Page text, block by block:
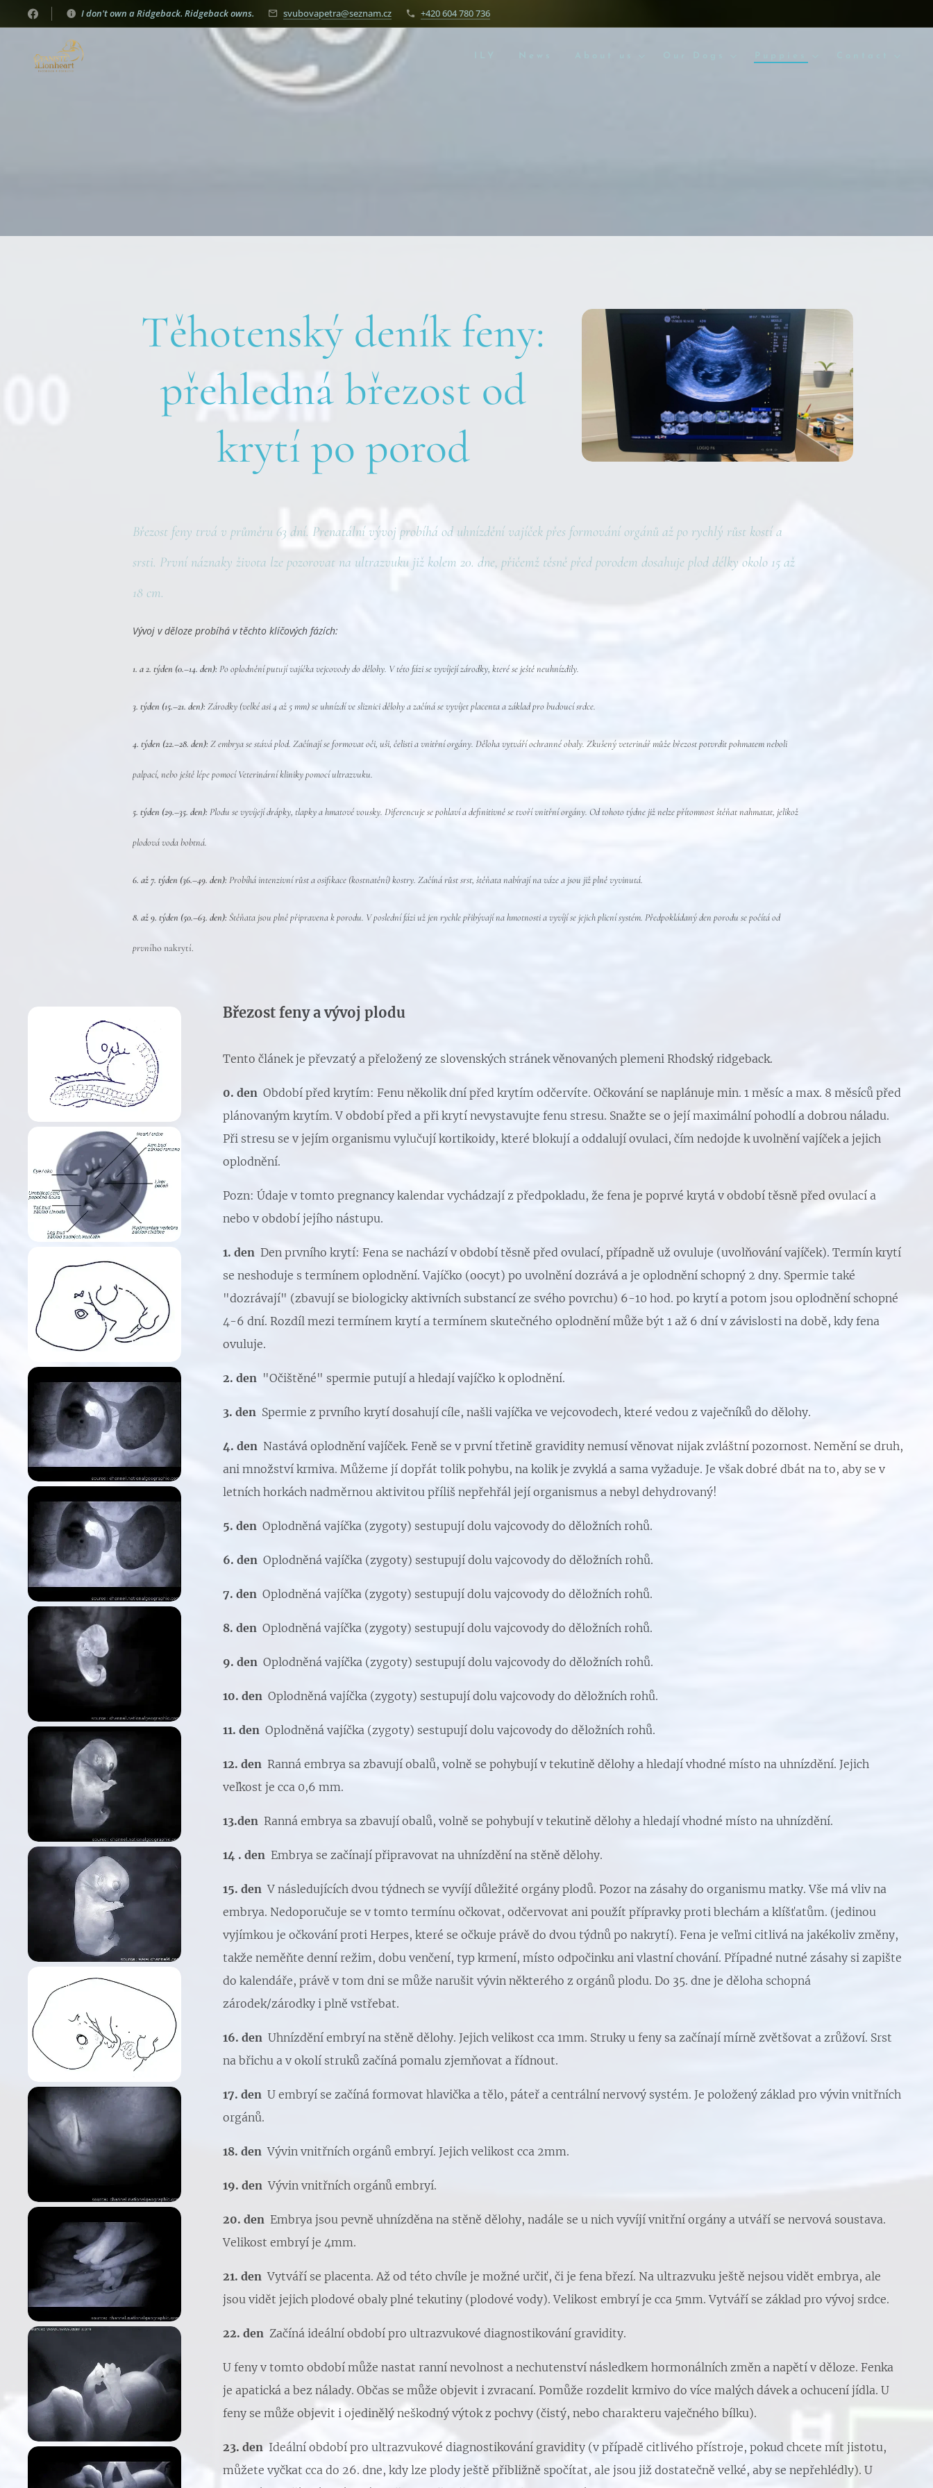
I don't own a Ridgeback. Ridgeback owns. svubovapetra@seznam.cz +420 604 780 736
Těhotenský deník feny:
přehledná březost od
krytí po porod
Březost feny trvá v průměru 63 dní. Prenatální vývoj probíhá od uhnízdění vajíček přes formování orgánů až po rychlý růst kostí a
srsti. První náznaky života lze pozorovat na ultrazvuku již kolem 20. dne, přičemž těsně před porodem dosahuje plod délky okolo 15 až
18 cm.
Vývoj v děloze probíhá v těchto klíčových fázích:
1. a 2. týden (0.–14. den):Po oplodnění putují vajíčka vejcovody do dělohy. V této fázi se vyvíjejí zárodky, které se ještě neuhnízdily.
3. týden (15.–21. den):Zárodky (velké asi 4 až 5 mm) se uhnízdí ve sliznici dělohy a začíná se vyvíjet placenta a základ pro budoucí srdce.
4. týden (22.–28. den):Z embrya se stává plod. Začínají se formovat oči, uši, čelisti a vnitřní orgány. Děloha vytváří ochranné obaly. Zkušený veterinář může březost potvrdit pohmatem neboli
palpací, nebo ještě lépe pomocí Veterinární kliniky pomocí ultrazvuku.
5. týden (29.–35. den):Plodu se vyvíjejí drápky, tlapky a hmatové vousky. Diferencuje se pohlaví a definitivně se tvoří vnitřní orgány. Od tohoto týdne již nelze přítomnost štěňat nahmatat, jelikož
plodová voda bobtná.
6. až 7. týden (36.–49. den):Probíhá intenzivní růst a osifikace (kostnatění) kostry. Začíná růst srst, štěňata nabírají na váze a jsou již plně vyvinutá.
8. až 9. týden (50.–63. den):Štěňata jsou plně připravena k porodu. V poslední fázi už jen rychle přibývají na hmotnosti a vyvíjí se jejich plicní systém. Předpokládaný den porodu se počítá od
prvního nakrytí.
Březost feny a vývoj plodu
Tento článek je převzatý a přeložený ze slovenských stránek věnovaných plemeni Rhodský ridgeback.
0. denObdobí před krytím: Fenu několik dní před krytím odčervíte. Očkování se naplánuje min. 1 měsíc a max. 8 měsíců před
plánovaným krytím. V období před a při krytí nevystavujte fenu stresu. Snažte se o její maximální pohodlí a dobrou náladu.
Při stresu se v jejím organismu vylučují kortikoidy, které blokují a oddalují ovulaci, čím nedojde k uvolnění vajíček a jejich
oplodnění.
Pozn: Údaje v tomto pregnancy kalendar vychádzají z předpokladu, že fena je poprvé krytá v období těsně před ovulací a
nebo v období jejího nástupu.
1. denDen prvního krytí: Fena se nachází v období těsně před ovulací, případně už ovuluje (uvolňování vajíček). Termín krytí
se neshoduje s termínem oplodnění. Vajíčko (oocyt) po uvolnění dozrává a je oplodnění schopný 2 dny. Spermie také
"dozrávají" (zbavují se biologicky aktivních substancí ze svého povrchu) 6-10 hod. po krytí a potom jsou oplodnění schopné
4-6 dní. Rozdíl mezi termínem krytí a termínem skutečného oplodnění může být 1 až 6 dní v závislosti na době, kdy fena
ovuluje.
2. den "Očištěné" spermie putují a hledají vajíčko k oplodnění.
3. den Spermie z prvního krytí dosahují cíle, našli vajíčka ve vejcovodech, které vedou z vaječníků do dělohy.
4. den Nastává oplodnění vajíček. Feně se v první třetině gravidity nemusí věnovat nijak zvláštní pozornost. Nemění se druh,
ani množství krmiva. Můžeme jí dopřát tolik pohybu, na kolik je zvyklá a sama vyžaduje. Je však dobré dbát na to, aby se v
letních horkách nadměrnou aktivitou příliš nepřehřál její organismus a nebyl dehydrovaný!
5. denOplodněná vajíčka (zygoty) sestupují dolu vajcovody do děložních rohů.
6. denOplodněná vajíčka (zygoty) sestupují dolu vajcovody do děložních rohů.
7. denOplodněná vajíčka (zygoty) sestupují dolu vajcovody do děložních rohů.
8. denOplodněná vajíčka (zygoty) sestupují dolu vajcovody do děložních rohů.
9. denOplodněná vajíčka (zygoty) sestupují dolu vajcovody do děložních rohů.
10. denOplodněná vajíčka (zygoty) sestupují dolu vajcovody do děložních rohů.
11. denOplodněná vajíčka (zygoty) sestupují dolu vajcovody do děložních rohů.
12. denRanná embrya sa zbavují obalů, volně se pohybují v tekutině dělohy a hledají vhodné místo na uhnízdění. Jejich
veľkost je cca 0,6 mm.
13.denRanná embrya sa zbavují obalů, volně se pohybují v tekutině dělohy a hledají vhodné místo na uhnízdění.
14 . den Embrya se začínají připravovat na uhnízdění na stěně dělohy.
15. denV následujících dvou týdnech se vyvíjí důležité orgány plodů. Pozor na zásahy do organismu matky. Vše má vliv na
embrya. Nedoporučuje se v tomto termínu očkovat, odčervovat ani použít přípravky proti blechám a klíšťatům. (jedinou
vyjímkou je očkování proti Herpes, které se očkuje právě do dvou týdnů po nakrytí). Fena je veľmi citlivá na jakékoliv změny,
takže neměňte denní režim, dobu venčení, typ krmení, místo odpočinku ani vlastní chování. Případné nutné zásahy si zapište
do kalendáře, právě v tom dni se může narušit vývin některého z orgánů plodu. Do 35. dne je děloha schopná
zárodek/zárodky i plně vstřebat.
16. denUhnízdění embryí na stěně dělohy. Jejich velikost cca 1mm. Struky u feny sa začínají mírně zvětšovat a zrůžoví. Srst
na břichu a v okolí struků začíná pomalu zjemňovat a řídnout.
17. denU embryí se začíná formovat hlavička a tělo, páteř a centrální nervový systém. Je položený základ pro vývin vnitřních
orgánů.
18. denVývin vnitřních orgánů embryí. Jejich velikost cca 2mm.
19. denVývin vnitřních orgánů embryí.
20. den Embrya jsou pevně uhnízděna na stěně dělohy, nadále se u nich vyvíjí vnitřní orgány a utváří se nervová soustava.
Velikost embryí je 4mm.
21. denVytváří se placenta. Až od této chvíle je možné určiť, či je fena březí. Na ultrazvuku ještě nejsou vidět embrya, ale
jsou vidět jejich plodové obaly plné tekutiny (plodové vody). Velikost embryí je cca 5mm. Vytváří se základ pro vývoj srdce.
22. denZačíná ideální období pro ultrazvukové diagnostikování gravidity.
U feny v tomto období může nastat ranní nevolnost a nechutenství následkem hormonálních změn a napětí v děloze. Fenka
je apatická a bez nálady. Občas se může objevit i zvracaní. Pomůže rozdelit krmivo do více malých dávek a ochucení jídla. U
feny se může objevit i ojedinělý neškodný výtok z pochvy (čistý, nebo charakteru vaječného bílku).
23. den Ideální období pro ultrazvukové diagnostikování gravidity (v případě citlivého přístroje, pokud chcete mít jistotu,
můžete vyčkat cca do 26. dne, kdy lze plody ještě přibližně spočítat, ale jsou již dostatečně velké, aby se nepřehlédly). U